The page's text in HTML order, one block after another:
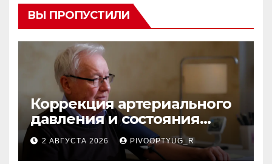
ВЫ ПРОПУСТИЛИ
Коррекция артериального
давления и состояния
сосудов в профилактике
инсульта
2 АВГУСТА 2026 PIVOOPTYUG_R